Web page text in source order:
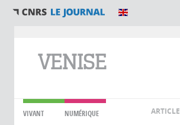
VENISE
VIVANT NUMÉRIQUE ARTICLE